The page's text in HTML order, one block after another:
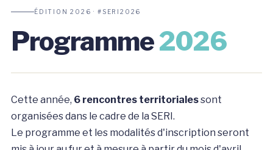
ÉDITION 2026 · #SERI2026
Programme2026
Cette année, 6 rencontres territorialessont
organisées dans le cadre de la SERI.
Le programme et les modalités d'inscription seront